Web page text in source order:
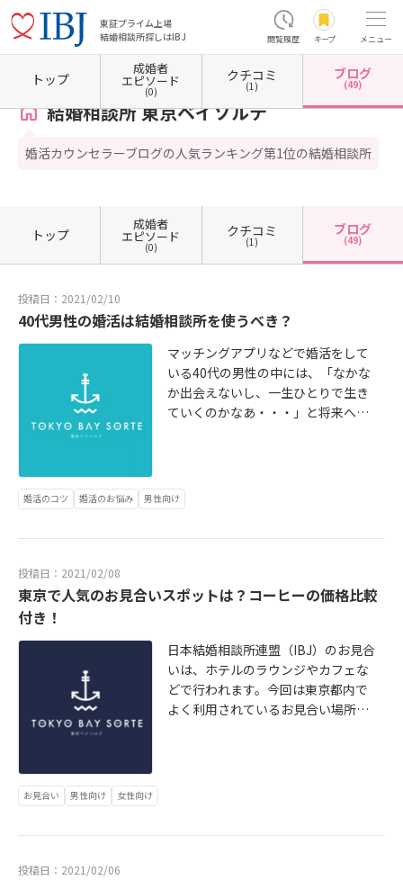
東証プライム上場
結婚相談所探しはIBJ
閲覧履歴 キープ メニュー
ホーム 東京都の結婚相談所 東京都江東区 東京都江東区有明 結婚相談所 東京ベイソ
結婚相談所 東京ベイソルテ
婚活カウンセラーブログの人気ランキング第1位の結婚相談所
トップ
成婚者
エピソード
(0)
クチコミ
(1)
ブログ
(49)
トップ
成婚者
エピソード
(0)
クチコミ
(1)
ブログ
(49)
投稿日：2021/02/10
40代男性の婚活は結婚相談所を使うべき？
マッチングアプリなどで婚活をして
いる40代の男性の中には、「なかな
か出会えないし、一生ひとりで生き
ていくのかなあ・・・」と将来への
の男性に結婚相談所をおすすめする
理由と失敗してしまう人の特徴や成
婚活のコツ 婚活のお悩み 男性向け
投稿日：2021/02/08
東京で人気のお見合いスポットは？コーヒーの価格比較
付き！
日本結婚相談所連盟（IBJ）のお見合
いは、ホテルのラウンジやカフェな
どで行われます。今回は東京都内で
よく利用されているお見合い場所の
お見合い 男性向け 女性向け
投稿日：2021/02/06